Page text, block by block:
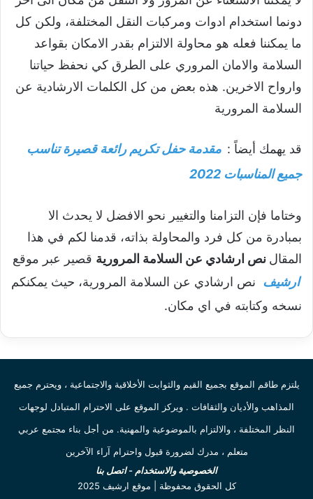
دونما استخدام ادوات ومركبات النقل المختلفة، ولكن كل
ما يمكننا فعله هو محاولة الالتزام بقدر الامكان بقواعد
السلامة والامان المروري على الطرق كي نحفظ حياتنا
وارواح الاخرين. هذه بعض من كل الكلمات الارشادية عن
السلامة المرورية
قد يهمك أيضاً : مقدمة حفل تكريم رائعة قصيرة تناسب
جميع المناسبات 2022
وختاما فإن التزامنا والتغيير نحو الافضل لا يحدث الا
بمبادرة من كل فرد والمحاولة بذاته، قدمنا لكم في هذا
المقال نص ارشادي عن السلامة المرورية قصير عبر موقع
ارشيف نص ارشادي عن السلامة المرورية، حيث يمكنكم
نسخه وكتابته في اي مكان.
يلتزم طاقم الموقع بجميع القيم والثوابت الأخلاقية والاجتماعية ، ويحترم جميع
المذاهب والأديان والثقافات . ويركز الموقع على الاحترام المتبادل لوجهات
النظر المختلفة ، والالتزام بالموضوعية والمهنية. من أجل بناء مجتمع عربي
متعلم ، مدرك لضرورة قبول واحترام آراء الآخرين
الخصوصية والاستخدام -اتصل بنا
كل الحقوق محفوظة | موقع ارشيف 2025